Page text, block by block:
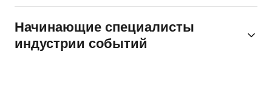
инициатив с госучастием
Начинающие специалисты
индустрии событий